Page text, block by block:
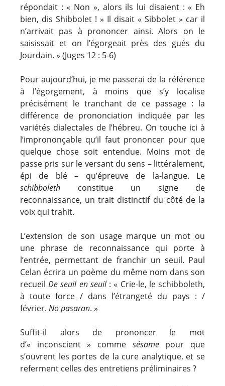
répondait : « Non », alors ils lui disaient : « Eh
bien, dis Shibbolet ! » Il disait « Sibbolet » car il
n’arrivait pas à prononcer ainsi. Alors on le
saisissait et on l’égorgeait près des gués du
Jourdain. » (Juges 12 : 5-6)
Pour aujourd’hui, je me passerai de la référence
à l’égorgement, à moins que s’y localise
précisément le tranchant de ce passage : la
différence de prononciation indiquée par les
variétés dialectales de l’hébreu. On touche ici à
l’imprononçable qu’il faut prononcer pour que
quelque chose soit entendue. Moins mot de
passe pris sur le versant du sens – littéralement,
épi de blé – qu’épreuve de la-langue. Le
schibboleth constitue un signe de
reconnaissance, un trait distinctif du côté de la
voix qui trahit.
L’extension de son usage marque un mot ou
une phrase de reconnaissance qui porte à
l’entrée, permettant de franchir un seuil. Paul
Celan écrira un poème du même nom dans son
recueilDe seuil en seuil: « Crie-le, le schibboleth,
à toute force / dans l’étrangeté du pays : /
février. No pasaran. »
Suffit-il alors de prononcer le mot
d’« inconscient » comme sésamepour que
s’ouvrent les portes de la cure analytique, et se
referment celles des entretiens préliminaires ?